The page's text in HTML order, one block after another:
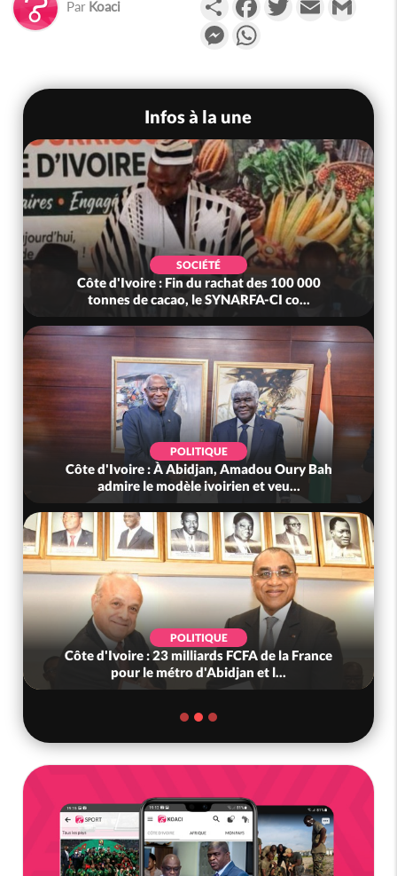
Par Koaci
Messenger
Infos à la une
SOCIÉTÉ
Côte d'Ivoire : Fin du rachat des 100 000
tonnes de cacao, le SYNARFA-CI co...
POLITIQUE
Côte d'Ivoire : À Abidjan, Amadou Oury Bah
admire le modèle ivoirien et veu...
POLITIQUE
Côte d'Ivoire : 23 milliards FCFA de la France
pour le métro d'Abidjan et l...